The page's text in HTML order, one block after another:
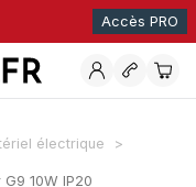
Accès PRO
électrique
10W IP20